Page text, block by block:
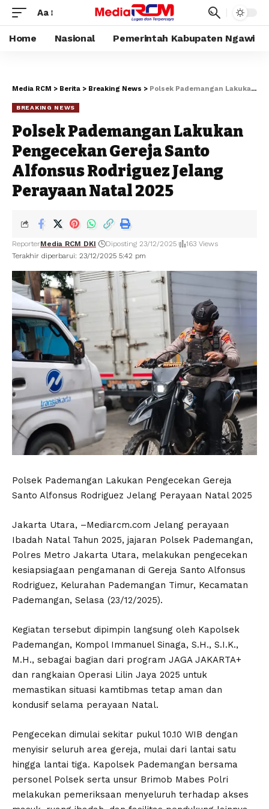
Aa
Home Nasional Pemerintah Kabupaten Ngawi
Media RCM > Berita > Breaking News > Polsek Pademangan Lakukan Pengecekan Gereja Santo Alfonsus Rodriguez Jelang Perayaan Natal 2025
BREAKING NEWS
Polsek Pademangan Lakukan
Pengecekan Gereja Santo
Alfonsus Rodriguez Jelang
Perayaan Natal 2025
Terakhir diperbarui: 23/12/2025 5:42 pm
ReporterMedia RCM DKI Diposting 23/12/2025 163 Views
Polsek Pademangan Lakukan Pengecekan Gereja
Santo Alfonsus Rodriguez Jelang Perayaan Natal 2025
Jakarta Utara, –Mediarcm.com Jelang perayaan
Ibadah Natal Tahun 2025, jajaran Polsek Pademangan,
Polres Metro Jakarta Utara, melakukan pengecekan
kesiapsiagaan pengamanan di Gereja Santo Alfonsus
Rodriguez, Kelurahan Pademangan Timur, Kecamatan
Pademangan, Selasa (23/12/2025).
Kegiatan tersebut dipimpin langsung oleh Kapolsek
Pademangan, Kompol Immanuel Sinaga, S.H., S.I.K.,
M.H., sebagai bagian dari program JAGA JAKARTA+
dan rangkaian Operasi Lilin Jaya 2025 untuk
memastikan situasi kamtibmas tetap aman dan
kondusif selama perayaan Natal.
Pengecekan dimulai sekitar pukul 10.10 WIB dengan
menyisir seluruh area gereja, mulai dari lantai satu
hingga lantai tiga. Kapolsek Pademangan bersama
personel Polsek serta unsur Brimob Mabes Polri
melakukan pemeriksaan menyeluruh terhadap akses